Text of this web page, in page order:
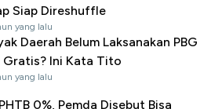
Siap Direshuffle
yang lalu
Daerah Belum Laksanakan PBG
Gratis? Ini Kata Tito
yang lalu
0%, Pemda Disebut Bisa